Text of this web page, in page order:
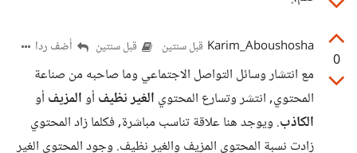
0
Karim_Aboushosha قبل سنتين قبل سنتين أضف ردا
مع انتشار وسائل التواصل الاجتماعي وما صاحبه من صناعة
المحتوي, انتشر وتسارع المحتوي الغير نظيف أوالمزيف أو
الكاذب. ويوجد هنا علاقة تناسب مباشرة, فكلما زاد المحتوي
زادت نسبة المحتوي المزيف والغير نظيف. وجود المحتوي الغير